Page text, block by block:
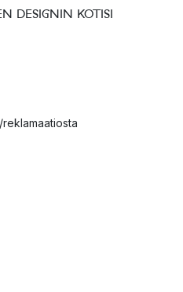
DESIGNIN KOTISI